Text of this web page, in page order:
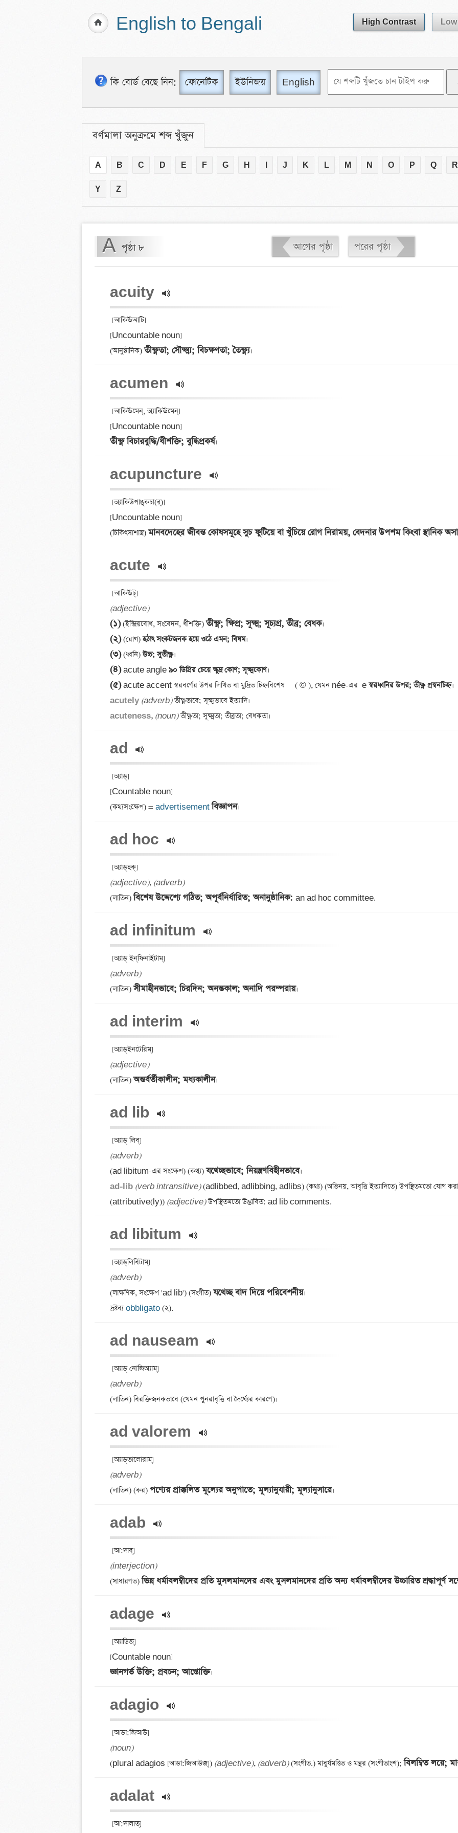
English to Bengali High Contrast
কি বোর্ড বেছে নিন: ফোনেটিক ইউনিজয় English
বর্ণমালা অনুক্রমে শব্দ খুঁজুন
A B C D E F G H I J K L M N O P Q R
Y Z
A পৃষ্ঠা ৮ আগের পৃষ্ঠা পরের পৃষ্ঠা
acuity
[আকিঊআটি]
[Uncountable noun]
(আনুষ্ঠানিক) তীক্ষ্ণতা; সৌক্ষ্ম্য; বিচক্ষণতা; তৈক্ষ্ণ্য
acumen
[আকিঊমেন্, অ্যাকিঊমেন্]
তীক্ষ্ণ বিচারবুদ্ধি/ধীশক্তি; বুদ্ধিপ্রকর্ষ
acupuncture
[অ্যাকিউপাঙ্‌কচা(র্‌)]
[Uncountable noun]
(চিকিৎসাশাস্ত্র) মানবদেহের জীবন্ত কোষসমূহে সুচ ফুটিয়ে বা খুঁচিয়ে রোগ নিরাময়, বেদনার উপশম কিংবা স্থানিক
acute
(adjective)
(১) (ইন্দ্রিয়বোধ, সংবেদন, ধীশক্তি) তীক্ষ্ণ; ক্ষিপ্র; সূক্ষ্ম; সূচ্যগ্র, তীব্র; বেধক
(২) (রোগ) হঠাৎ সংকটজনক হয়ে ওঠে এমন; বিষম
(৩) (ধ্বনি) উচ্চ; সুতীক্ষ্ণ
(৪) acute angle ৯০ ডিগ্রির চেয়ে ক্ষুদ্র কোণ; সূক্ষ্মকোণ
(৫) acute accent স্বরবর্ণের উপর লিখিত বা মুদ্রিত চিহ্নবিশেষ     ( © ), যেমন née-এর  e স্বরধ্বনির উপর; তীক্ষ্ণ প্রস্বনচিহ্ন
acutely (adverb)
acuteness, (noun)
ad
[অ্যাড্]
[Countable noun]
(কথ্যসংক্ষেপ) = advertisement বিজ্ঞাপন
ad hoc
(adjective), (adverb)
(লাতিন) বিশেষ উদ্দেশ্যে গঠিত; অপূর্বনির্ধারিত; অনানুষ্ঠানিক: an ad hoc committee.
ad infinitum
(adverb)
(লাতিন) সীমাহীনভাবে; চিরদিন; অনন্তকাল; অনাদি পরম্পরায়
ad interim
(adjective)
(লাতিন) অন্তর্বর্তীকালীন; মধ্যকালীন
ad lib
(adverb)
(ad libitum-এর সংক্ষেপ) (কথ্য) যথেচ্ছভাবে; নিয়ন্ত্রণবিহীনভাবে
ad-lib (verb intransitive) (adlibbed, adlibbing, adlibs) (কথ্য) (অভিনয়, আবৃত্তি ইত্যাদিতে) উপস্থিতমতো যোগ
(attributive(ly)) (adjective)
ad libitum
(adverb)
(লাক্ষণিক, সংক্ষেপ 'ad lib') (সংগীত) যথেচ্ছ বাদ দিয়ে পরিবেশনীয়।
দ্রষ্টব্য obbligato (২).
ad nauseam
(adverb)
ad valorem
(adverb)
(লাতিন) (কর) পণ্যের প্রাক্কলিত মূল্যের অনুপাতে; মূল্যানুযায়ী; মূল্যানুসারে
adab
(interjection)
(সাধারণত) ভিন্ন ধর্মাবলম্বীদের প্রতি মুসলমানদের এবং মুসলমানদের প্রতি অন্য ধর্মাবলম্বীদের উচ্চারিত শ্রদ্ধাপূর্ণ
adage
[অ্যাডিজ্]
জ্ঞানগর্ভ উক্তি; প্রবচন; আপ্তোক্তি
adagio
(noun)
(plural adagios [আডা:জিআউজ্‌]) (adjective), (adverb) (সংগীত.) মাধুর্যমণ্ডিত ও মন্থর (সংগীতাংশ); বিলম্বিত লয়ে;
adalat